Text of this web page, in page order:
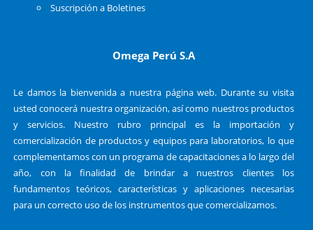
Suscripción a Boletines
Omega Perú S.A
Le damos la bienvenida a nuestra página web. Durante su visita
usted conocerá nuestra organización, así como nuestros productos
y servicios. Nuestro rubro principal es la importación y
comercialización de productos y equipos para laboratorios, lo que
complementamos con un programa de capacitaciones a lo largo del
año, con la finalidad de brindar a nuestros clientes los
fundamentos teóricos, características y aplicaciones necesarias
para un correcto uso de los instrumentos que comercializamos.